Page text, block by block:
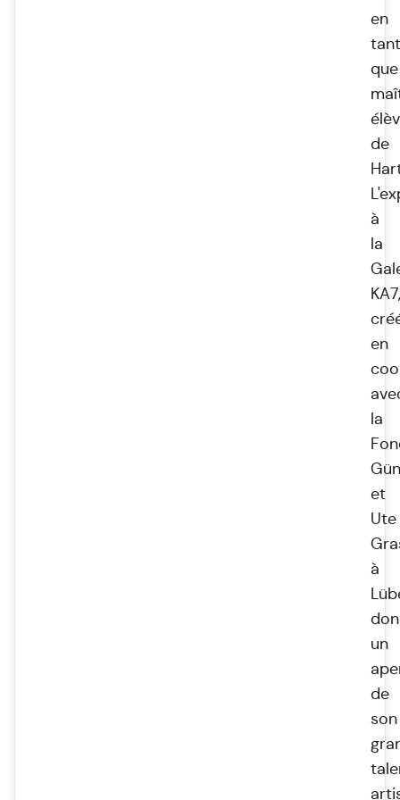
en
tant
que
de
à
la
KA7,
en
la
et
Ute
à
un
de
son